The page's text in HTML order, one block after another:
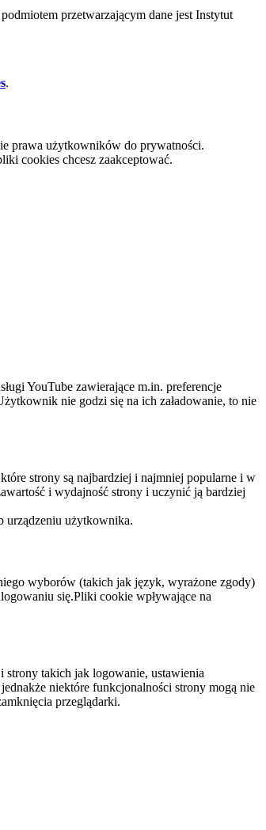
przetwarzającym dane jest Instytut
.
prawa użytkowników do prywatności.
cookies chcesz zaakceptować.
YouTube zawierające m.in. preferencje
nie godzi się na ich załadowanie, to nie
strony są najbardziej i najmniej popularne i w
i wydajność strony i uczynić ją bardziej
urządzeniu użytkownika.
wyborów (takich jak język, wyrażone zgody)
się.Pliki cookie wpływające na
strony takich jak logowanie, ustawienia
niektóre funkcjonalności strony mogą nie
przeglądarki.